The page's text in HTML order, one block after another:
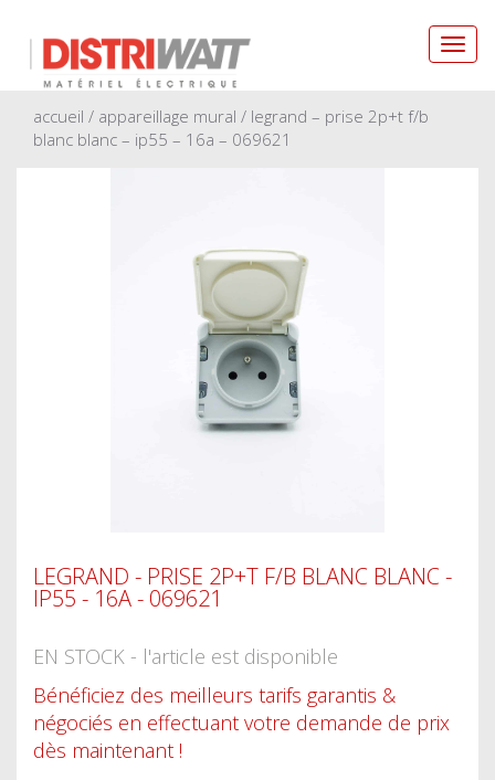
accueil / appareillage mural / legrand – prise 2p+t f/b
blanc blanc – ip55 – 16a – 069621
LEGRAND - PRISE 2P+T F/B BLANC BLANC -
IP55 - 16A - 069621
EN STOCK - l'article est disponible
Bénéficiez des meilleurs tarifs garantis &
négociés en effectuant votre demande de prix
dès maintenant !